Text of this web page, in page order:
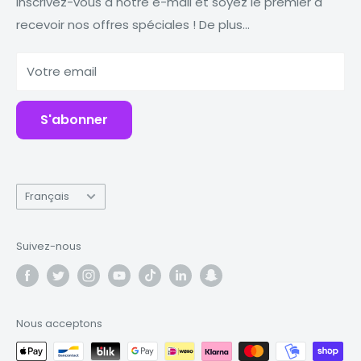
Comprimés
Accessoires
Pourquoi Fonez ?
recevoir nos offres spéciales ! De plus...
Votre email
S'abonner
Langue
Français
Suivez-nous
Nous acceptons